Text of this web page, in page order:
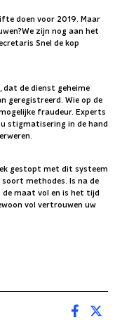
doen voor 2019. Maar
zijn nog aan het
Snel de kop
dat de dienst geheime
geregistreerd. Wie op de
fraudeur. Experts
stigmatisering in de hand
gestopt met dit systeem
methodes. Is na de
maat vol en is het tijd
vol vertrouwen uw